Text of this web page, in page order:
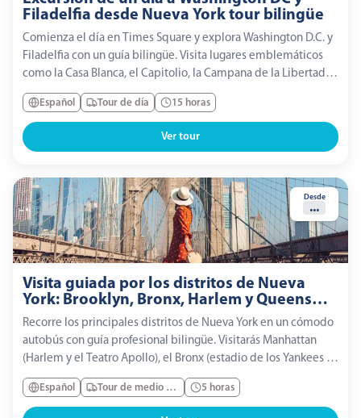
Filadelfia desde Nueva York tour bilingüe
Comienza el día en Times Square y explora Washington D.C. y
Filadelfia con un guía bilingüe. Visita lugares emblemáticos
como la Casa Blanca, el Capitolio, la Campana de la Libertad,
el Independence Hall y Rocky Steps antes de regresar a Nueva
York por la noche.
Español Tour de día 15 horas
Ver tour
Desde
...
Visita guiada por los distritos de Nueva
York: Brooklyn, Bronx, Harlem y Queens
con Coney Island
Recorre los principales distritos de Nueva York en un cómodo
autobús con guía profesional bilingüe. Visitarás Manhattan
(Harlem y el Teatro Apollo), el Bronx (estadio de los Yankees y
origen del hip hop), Queens (Flushing Meadows y el
Unisphere) y Brooklyn (Williamsburg y Crown Heights)....
Español Tour de medio día 5 horas